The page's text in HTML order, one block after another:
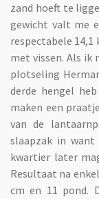
zand hoeft te
gewicht valt me
respectabele 14,1
met vissen. Als ik
plotseling
derde hengel
maken een
van de
slaapzak in
kwartier later
Resultaat na
cm en 11 pond.